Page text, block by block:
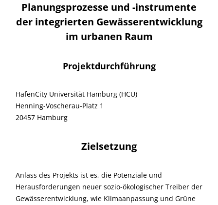
Planungsprozesse und -instrumente
der integrierten Gewässerentwicklung
im urbanen Raum
Projektdurchführung
HafenCity Universität Hamburg (HCU)
Henning-Voscherau-Platz 1
20457 Hamburg
Zielsetzung
Anlass des Projekts ist es, die Potenziale und
Herausforderungen neuer sozio-ökologischer Treiber der
Gewässerentwicklung, wie Klimaanpassung und Grüne